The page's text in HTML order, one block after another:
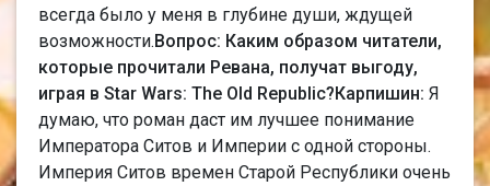
всегда было у меня в глубине души, ждущей
возможности.Вопрос: Каким образом читатели,
которые прочитали Ревана, получат выгоду,
играя в Star Wars: The Old Republic?Карпишин: Я
думаю, что роман даст им лучшее понимание
Императора Ситов и Империи с одной стороны.
Империя Ситов времен Старой Республики очень